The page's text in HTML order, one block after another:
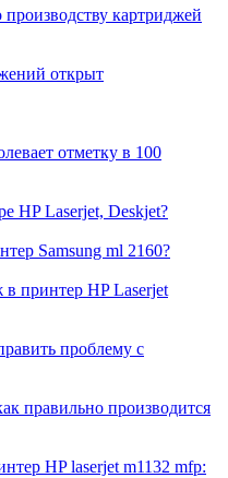
картриджей
открыт
отметку в 100
HP Laserjet, Deskjet?
Samsung ml 2160?
в принтер HP Laserjet
проблему с
правильно производится
HP laserjet m1132 mfp: